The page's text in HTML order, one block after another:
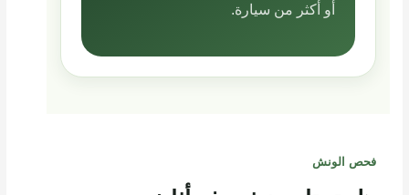
أو أكثر من سيارة.
فحص الونش